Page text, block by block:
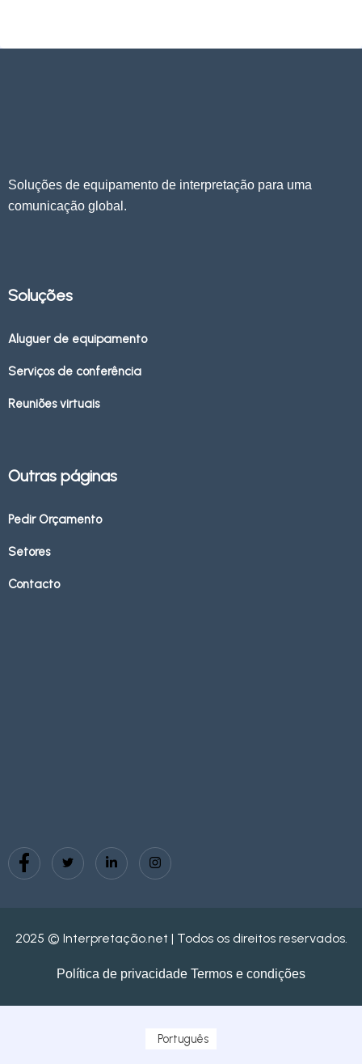
Soluções de equipamento de interpretação para uma
comunicação global.
Soluções
Aluguer de equipamento
Serviços de conferência
Reuniões virtuais
Outras páginas
Pedir Orçamento
Setores
Contacto
2025 © Interpretação.net | Todos os direitos reservados.
Política de privacidade Termos e condições
Português